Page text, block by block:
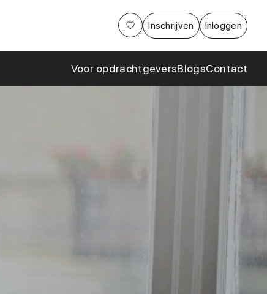
Inschrijven Inloggen
Voor opdrachtgevers
samenwerkingen
BlogsContact